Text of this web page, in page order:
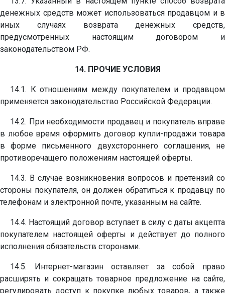
денежных средств может использоваться продавцом и в
иных случаях возврата денежных средств,
предусмотренных настоящим договором и
законодательством РФ.
14. ПРОЧИЕ УСЛОВИЯ
14.1. К отношениям между покупателем и продавцом
применяется законодательство Российской Федерации.
14.2. При необходимости продавец и покупатель вправе
в любое время оформить договор купли-продажи товара
в форме письменного двухстороннего соглашения, не
противоречащего положениям настоящей оферты.
14.3. В случае возникновения вопросов и претензий со
стороны покупателя, он должен обратиться к продавцу по
телефонам и электронной почте, указанным на сайте.
14.4. Настоящий договор вступает в силу с даты акцепта
покупателем настоящей оферты и действует до полного
исполнения обязательств сторонами.
14.5. Интернет-магазин оставляет за собой право
расширять и сокращать товарное предложение на сайте,
регулировать доступ к покупке любых товаров, а также